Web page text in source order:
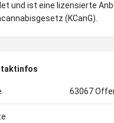
und ist eine lizensierte
(KCanG).
63067